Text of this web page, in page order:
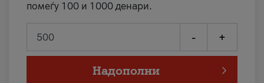
помеѓу 100 и 1000 денари.
- +
Надополни